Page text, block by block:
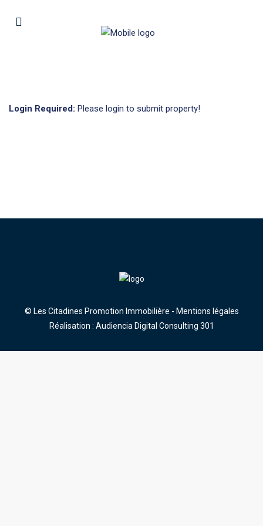
Login Required: Please login to submit property!
© Les Citadines Promotion Immobilière - Mentions légales
Réalisation : Audiencia Digital Consulting 301